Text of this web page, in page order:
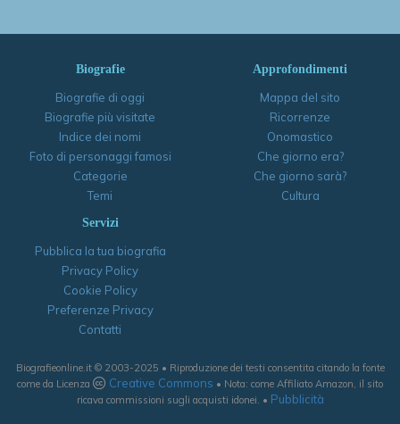
Biografie
Biografie di oggi
Biografie più visitate
Indice dei nomi
Foto di personaggi famosi
Categorie
Temi
Approfondimenti
Mappa del sito
Ricorrenze
Onomastico
Che giorno era?
Che giorno sarà?
Cultura
Servizi
Pubblica la tua biografia
Privacy Policy
Cookie Policy
Preferenze Privacy
Contatti
Biografieonline.it © 2003-2025 • Riproduzione dei testi consentita citando la fonte
come da Licenza
Creative Commons • Nota: come Affiliato Amazon, il sito
ricava commissioni sugli acquisti idonei. • Pubblicità